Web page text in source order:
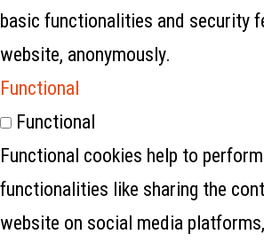
basic functionalities and security
website, anonymously.
Functional
Functional
Functional cookies help to
functionalities like sharing the
website on social media